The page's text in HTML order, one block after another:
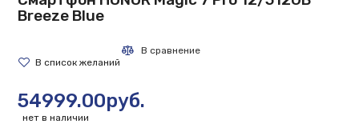
Breeze Blue
54999.00руб.
нет в наличии